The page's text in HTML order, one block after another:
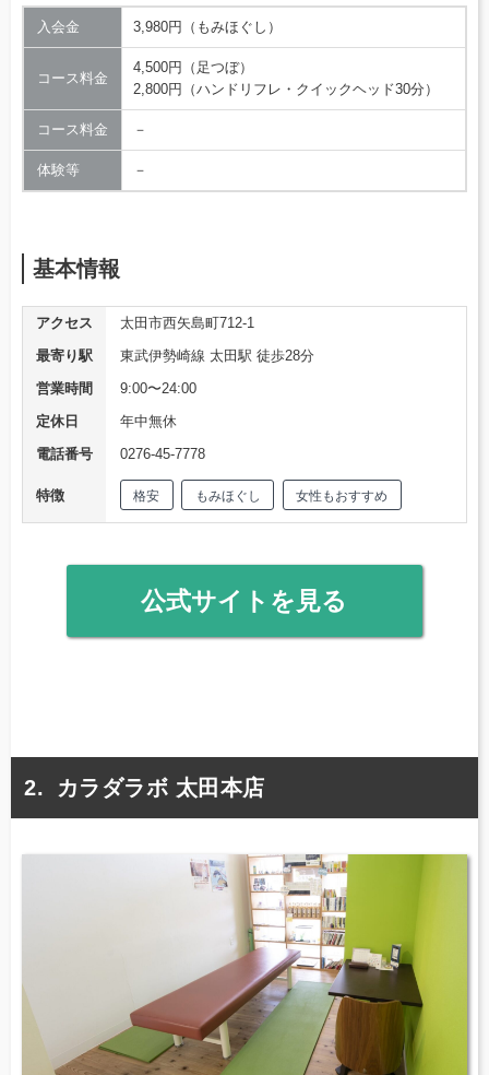
入会金 3,980円（もみほぐし）
コース料金
4,500円（足つぼ）
2,800円（ハンドリフレ・クイックヘッド30分）
コース料金 －
体験等 －
基本情報
アクセス
太田市西矢島町712-1
最寄り駅
東武伊勢崎線 太田駅 徒歩28分
営業時間
9:00〜24:00
定休日
年中無休
電話番号
0276-45-7778
特徴 格安 もみほぐし 女性もおすすめ
公式サイトを見る
カラダラボ 太田本店